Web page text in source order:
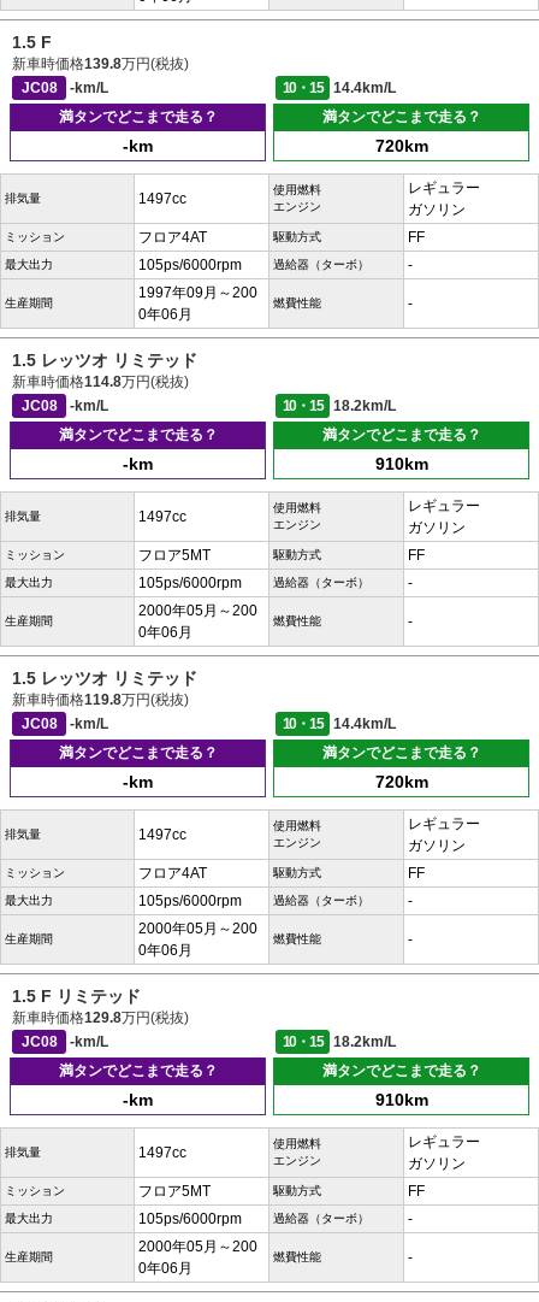
1.5 F
新車時価格139.8万円(税抜)
JC08
-km/L 10・15
14.4km/L
満タンでどこまで走る？
-km
満タンでどこまで走る？
720km
排気量 1497cc
使用燃料
エンジン
レギュラー
ガソリン
ミッション フロア4AT 駆動方式 FF
最大出力 105ps/6000rpm 過給器（ターボ） -
生産期間
1997年09月～200
0年06月
燃費性能 -
1.5 レッツオ リミテッド
新車時価格114.8万円(税抜)
JC08
-km/L 10・15
18.2km/L
満タンでどこまで走る？
-km
満タンでどこまで走る？
910km
排気量 1497cc
使用燃料
エンジン
レギュラー
ガソリン
ミッション フロア5MT 駆動方式 FF
最大出力 105ps/6000rpm 過給器（ターボ） -
生産期間
2000年05月～200
0年06月
燃費性能 -
1.5 レッツオ リミテッド
新車時価格119.8万円(税抜)
JC08
-km/L 10・15
14.4km/L
満タンでどこまで走る？
-km
満タンでどこまで走る？
720km
排気量 1497cc
使用燃料
エンジン
レギュラー
ガソリン
ミッション フロア4AT 駆動方式 FF
最大出力 105ps/6000rpm 過給器（ターボ） -
生産期間
2000年05月～200
0年06月
燃費性能 -
1.5 F リミテッド
新車時価格129.8万円(税抜)
JC08
-km/L 10・15
18.2km/L
満タンでどこまで走る？
-km
満タンでどこまで走る？
910km
排気量 1497cc
使用燃料
エンジン
レギュラー
ガソリン
ミッション フロア5MT 駆動方式 FF
最大出力 105ps/6000rpm 過給器（ターボ） -
生産期間
2000年05月～200
0年06月
燃費性能 -